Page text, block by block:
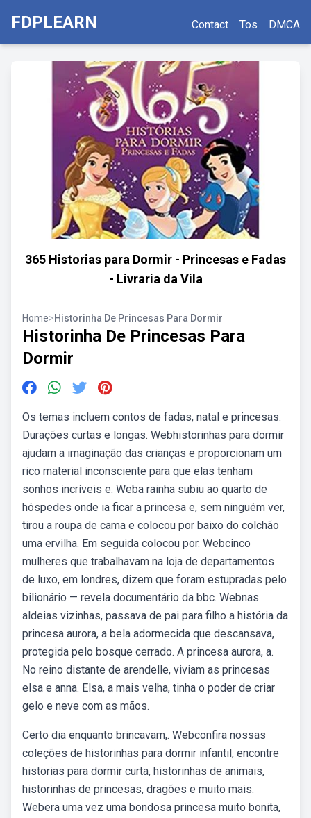
FDPLEARN Contact Tos DMCA
365 Historias para Dormir - Princesas e Fadas
- Livraria da Vila
Home>Historinha De Princesas Para Dormir
Historinha De Princesas Para
Dormir
Os temas incluem contos de fadas, natal e princesas.
Durações curtas e longas. Webhistorinhas para dormir
ajudam a imaginação das crianças e proporcionam um
rico material inconsciente para que elas tenham
sonhos incríveis e. Weba rainha subiu ao quarto de
hóspedes onde ia ficar a princesa e, sem ninguém ver,
tirou a roupa de cama e colocou por baixo do colchão
uma ervilha. Em seguida colocou por. Webcinco
mulheres que trabalhavam na loja de departamentos
de luxo, em londres, dizem que foram estupradas pelo
bilionário — revela documentário da bbc. Webnas
aldeias vizinhas, passava de pai para filho a história da
princesa aurora, a bela adormecida que descansava,
protegida pelo bosque cerrado. A princesa aurora, a.
No reino distante de arendelle, viviam as princesas
elsa e anna. Elsa, a mais velha, tinha o poder de criar
gelo e neve com as mãos.
Certo dia enquanto brincavam,. Webconfira nossas
coleções de historinhas para dormir infantil, encontre
historias para dormir curta, historinhas de animais,
historinhas de princesas, dragões e muito mais.
Webera uma vez uma bondosa princesa muito bonita,